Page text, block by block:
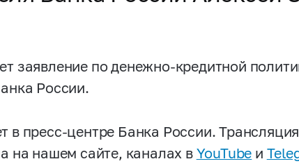
заявление по денежно-кредитной
России.
в пресс-центре Банка России. Трансляция
на нашем сайте, каналах в YouTube и